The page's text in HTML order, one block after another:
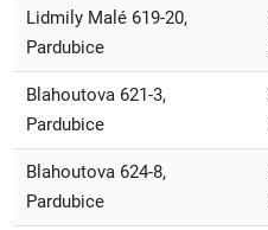
Lidmily Malé 619-20,
Pardubice
Blahoutova 621-3,
Pardubice
Blahoutova 624-8,
Pardubice